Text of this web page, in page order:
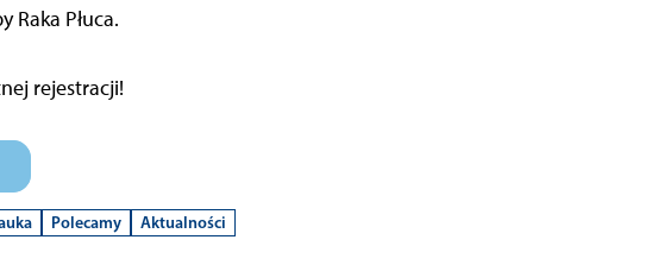
Raka Płuca.
rejestracji!
Polecamy Aktualności